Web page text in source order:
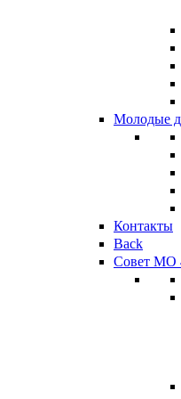
Молодые
Контакты
Back
Совет МО